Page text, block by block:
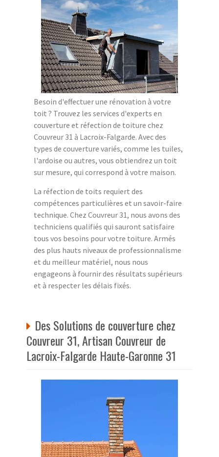
Besoin d'effectuer une rénovation à votre
toit ? Trouvez les services d'experts en
couverture et réfection de toiture chez
Couvreur 31 à Lacroix-Falgarde. Avec des
types de couverture variés, comme les tuiles,
l'ardoise ou autres, vous obtiendrez un toit
sur mesure, qui correspond à votre maison.
La réfection de toits requiert des
compétences particulières et un savoir-faire
technique. Chez Couvreur 31, nous avons des
techniciens qualifiés qui sauront satisfaire
tous vos besoins pour votre toiture. Armés
des plus hauts niveaux de professionnalisme
et du meilleur matériel, nous nous
engageons à fournir des résultats supérieurs
et à respecter les délais fixés.
Des Solutions de couverture chez
Couvreur 31, Artisan Couvreur de
Lacroix-Falgarde Haute-Garonne 31